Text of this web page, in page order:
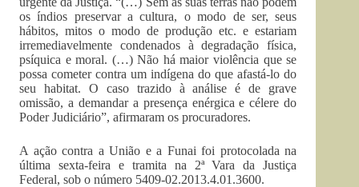
os índios preservar a cultura, o modo de ser, seus
hábitos, mitos o modo de produção etc. e estariam
irremediavelmente condenados à degradação física,
psíquica e moral. (…) Não há maior violência que se
possa cometer contra um indígena do que afastá-lo do
seu habitat. O caso trazido à análise é de grave
omissão, a demandar a presença enérgica e célere do
Poder Judiciário”, afirmaram os procuradores.
A ação contra a União e a Funai foi protocolada na
última sexta-feira e tramita na 2ª Vara da Justiça
Federal, sob o número 5409-02.2013.4.01.3600.